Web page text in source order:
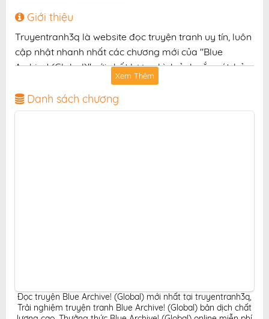
Giới thiệu
Truyentranh3q là website đọc truyện tranh uy tín, luôn
cập nhật nhanh nhất các chương mới của "Blue
Archive! (Global)" với chất lượng hình ảnh sắc nét, bản
dịch chuẩn và giao diện thân thiện, mang đến trải
nghiệm đọc truyện hấp dẫn, tiện lợi, hoàn toàn miễn
phí cho độc giả yêu thích truyện tranh online.
Xem Thêm
Danh sách chương
Đọc truyện Blue Archive! (Global) mới nhất tại truyentranh3q,
Trải nghiệm truyện tranh Blue Archive! (Global) bản dịch chất